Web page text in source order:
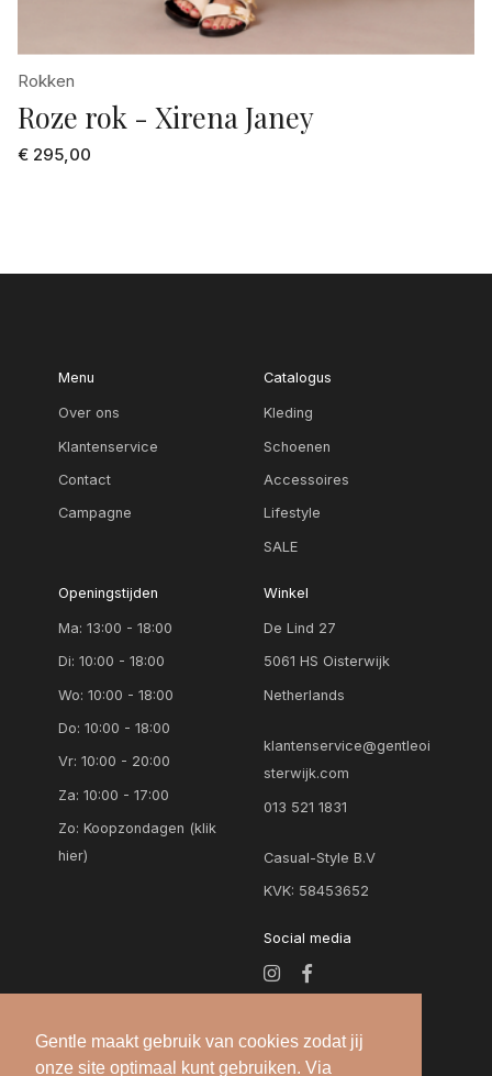
Gentle maakt gebruik van cookies zodat jij
onze site optimaal kunt gebruiken. Via
Rokken
Roze rok - Xirena Janey
€ 295,00
Menu
Over ons
Klantenservice
Contact
Campagne
Catalogus
Kleding
Schoenen
Accessoires
Lifestyle
SALE
Openingstijden
Ma: 13:00 - 18:00
Di: 10:00 - 18:00
Wo: 10:00 - 18:00
Do: 10:00 - 18:00
Vr: 10:00 - 20:00
Za: 10:00 - 17:00
Zo:Koopzondagen (klik
hier)
Winkel
De Lind 27
5061 HS Oisterwijk
Netherlands
klantenservice@gentleoi
sterwijk.com
013 521 1831
Casual-Style B.V
KVK: 58453652
Social media